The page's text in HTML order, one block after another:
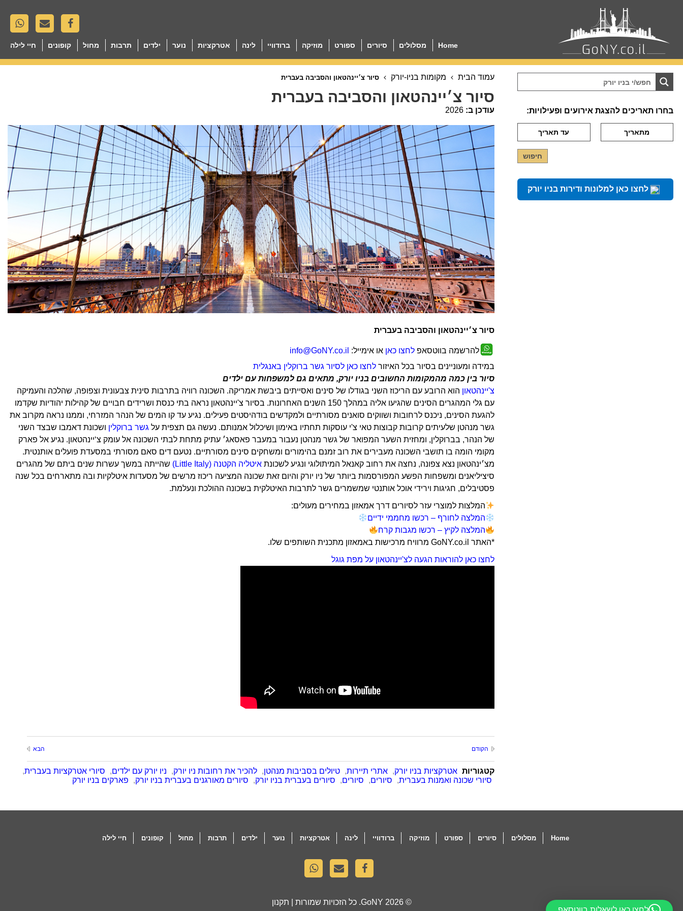
Home מסלולים סיורים ספורט מוזיקה ברודוויי לינה אטרקציות נוער ילדים תרבות מחול קופונים חיי לילה
עמוד הבית מקומות בניו-יורק סיור צ׳יינהטאון והסביבה בעברית
סיור צ׳יינהטאון והסביבה בעברית
עודכן ב: 2026
סיור צ׳יינהטאון והסביבה בעברית
להרשמה בווטסאפ לחצו כאן או אימייל: info@GoNY.co.il
במידה ומעוניינים בסיור בכל האיזור לחצו כאן לסיור גשר ברוקלין באנגלית
סיור בין כמה מהמקומות החשובים בניו יורק, מתאים גם למשפחות עם ילדים
צ'יינהטאון הוא הרובע עם הריכוז השני בגודלו של סינים ואסייתים ביבשת אמריקה. השכונה רוויה בתרבות סינית צבעונית וצפופה, שהלכה והעמיקה
עם גלי המהגרים הסינים שהגיעו אליה במהלך 150 השנים האחרונות. בסיור צ'יינהטאון נראה בתי כנסת ושרידים חבויים של קהילות יהודיות שקדמו
להגעת הסינים, ניכנס לרחובות ושווקים סואנים מסורתיים ולמקדשים בודהיסטים פעילים. נגיע עד קו המים של הנהר המזרחי, וממנו נראה מקרוב את
גשר מנהטן שלעיתים קרובות קבוצות טאי צ'י עוסקות תחתיו באימון ושיכלול אמנותם. נעשה גם תצפית על גשר ברוקלין ושכונת דאמבו שבצד השני
של הנהר, בברוקלין, ומחזית השער המפואר של גשר מנהטן נעבור במעבר פאסאג׳ עתיק מתחת לבתי השכונה אל עומק צ‘יינהטאון. נגיע אל פארק
מקומי הומה בו תושבי השכונה מעבירים את רוב זמנם בהימורים ומשחקים סינים מסורתיים. נטעם דים סאם מסורתי במסעדת פועלים אותנטית.
מצ׳ינהטאון נצא צפונה, נחצה את רחוב קאנאל המיתולוגי ונגיע לשכונת איטליה הקטנה (Little Italy)
שהייתה במשך עשרות שנים ביתם של מהגרים
סיציליאנים ומשפחות הפשע המפורסמות ביותר של ניו יורק והיום זאת שכונה המציעה ריכוז מרשים של מסעדות איטלקיות ובה מתארחים בכל שנה
פסטיבלים, חגיגות וירידי אוכל אותנטי שמשמרים גשר לתרבות האיטלקית בשכונה ההולכת ונעלמת.
המלצות למוצרי עזר לסיורים דרך אמאזון במחירים מעולים:
המלצה לחורף – רכשו מחממי ידיים
המלצה לקיץ – רכשו מגבות קרח
*האתר GoNY.co.il מרוויח מרכישות באמאזון מתכנית השותפים שלו.
לחצו כאן להוראות הגעה לצ'יינהטאון על מפת גוגל
הקודם הבא
קטגוריות אטרקציות בניו יורק, אתרי תיירות, טיולים בסביבות מנהטן, להכיר את רחובות ניו יורק, ניו יורק עם ילדים, סיורי אטרקציות בעברית,
סיורי שכונה ואמנות בעברית, סיורים, סיורים, סיורים בעברית בניו יורק, סיורים מאורגנים בעברית בניו יורק, פארקים בניו יורק
בחרו תאריכים להצגת אירועים ופעילויות:
לחצו כאן למלונות ודירות בניו יורק
Home מסלולים סיורים ספורט מוזיקה ברודוויי לינה אטרקציות נוער ילדים תרבות מחול קופונים חיי לילה
© 2026
GoNY. כל הזכויות שמורות | תקנון